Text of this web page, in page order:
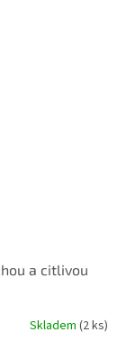
a citlivou
Skladem (2 ks)